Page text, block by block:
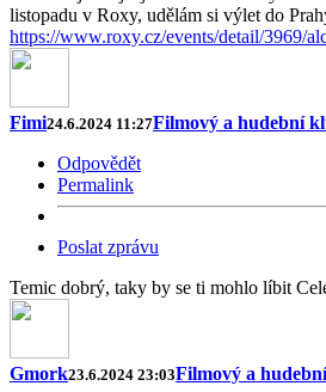
listopadu v Roxy, udělám si výlet do
https://www.roxy.cz/events/detail/3969/
Fimi24.6.2024 11:27Filmový a hudební
Odpovědět
Permalink
Poslat zprávu
Temic dobrý, taky by se ti mohlo líbit
Gmork23.6.2024 23:03Filmový a